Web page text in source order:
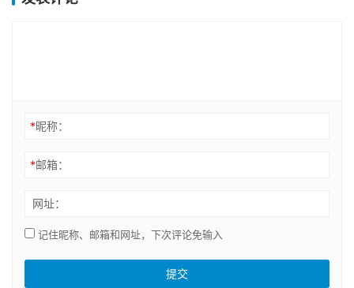
*昵称：
*邮箱：
网址：
记住昵称、邮箱和网址，下次评论免输入